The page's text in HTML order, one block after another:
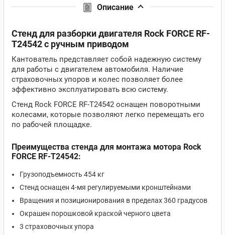
Описание
Стенд для разборки двигателя Rock FORCE RF-
T24542 с ручным приводом
Кантователь представляет собой надежную систему
для работы с двигателем автомобиля. Наличие
страховочных упоров и колес позволяет более
эффективно эксплуатировать всю систему.
Стенд Rock FORCE RF-T24542 оснащен поворотными
колесами, которые позволяют легко перемещать его
по рабочей площадке.
Преимущества стенда для монтажа мотора Rock
FORCE RF-T24542:
Грузоподъемность 454 кг
Стенд оснащен 4-мя регулируемыми кронштейнами
Вращения и позиционирования в пределах 360 градусов
Окрашен порошковой краской черного цвета
3 страховочных упора